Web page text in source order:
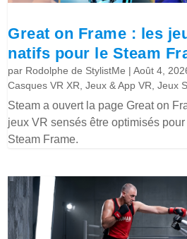
Great on Frame : les
natifs pour le Steam
par Rodolphe de StylistMe |Août 4,
Casques VR XR,Jeux & App VR,Jeux
Steam a ouvert la page Great on
jeux VR sensés être optimisés
Steam Frame.